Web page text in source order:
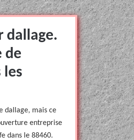
dallage.
de
les
dallage, mais ce
entreprise
dans le 88460.